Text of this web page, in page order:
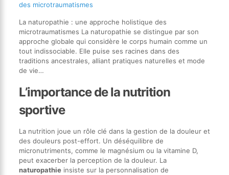
des microtraumatismes
La naturopathie : une approche holistique des
microtraumatismes La naturopathie se distingue par son
approche globale qui considère le corps humain comme un
tout indissociable. Elle puise ses racines dans des
traditions ancestrales, alliant pratiques naturelles et mode
de vie…
L’importance de la nutrition
sportive
La nutrition joue un rôle clé dans la gestion de la douleur et
des douleurs post-effort. Un déséquilibre de
micronutriments, comme le magnésium ou la vitamine D,
peut exacerber la perception de la douleur. La
naturopathieinsiste sur la personnalisation de